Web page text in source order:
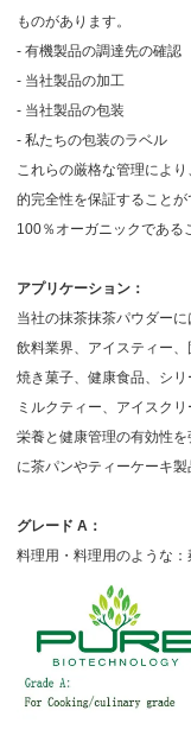
ものがあります。
- 有機製品の調達先の確認
- 当社製品の加工
- 当社製品の包装
- 私たちの包装のラベル
これらの厳格な管理によ
的完全性を保証すること
100％オーガニックである
アプリケーション：
当社の抹茶抹茶パウダー
飲料業界、アイスティー
焼き菓子、健康食品、シリ
ミルクティー、アイスク
栄養と健康管理の有効性
に茶パンやティーケーキ製
グレード A：
料理用・料理用のような